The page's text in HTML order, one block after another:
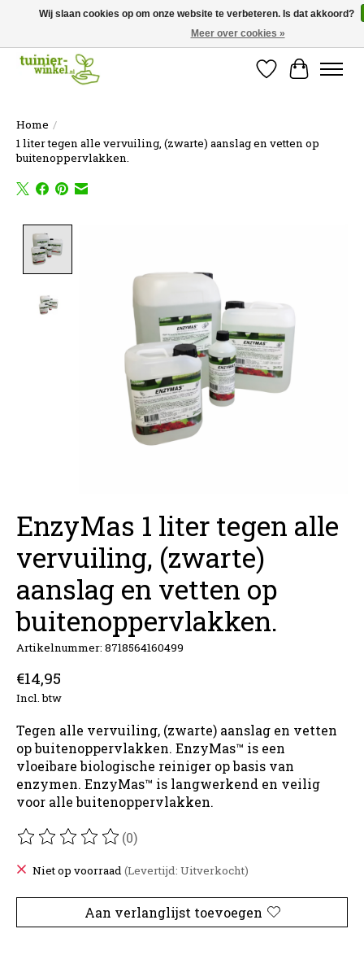
Online tuinartikelen kopen ✓ Online sinds 2007 ✓ Thuiswinkel Waarborg
Verlanglijst
Home /
1 liter tegen alle vervuiling, (zwarte) aanslag en vetten op
buitenoppervlakken.
EnzyMas 1 liter tegen alle
vervuiling, (zwarte)
aanslag en vetten op
buitenoppervlakken.
Artikelnummer: 8718564160499
€14,95
Incl. btw
Tegen alle vervuiling, (zwarte) aanslag en vetten
op buitenoppervlakken. EnzyMas™ is een
vloeibare biologische reiniger op basis van
enzymen. EnzyMas™ is langwerkend en veilig
voor alle buitenoppervlakken.
De beoordeling van dit product is
(0)
Niet op voorraad (Levertijd: Uitverkocht)
Aan verlanglijst toevoegen
Wij slaan cookies op om onze website te verbeteren. Is dat akkoord?
Meer over cookies »